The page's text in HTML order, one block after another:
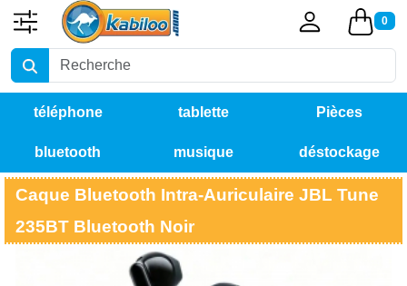
0
téléphone tablette Pièces
détachées
bluetooth musique déstockage
Caque Bluetooth Intra-Auriculaire JBL Tune
235BT Bluetooth Noir